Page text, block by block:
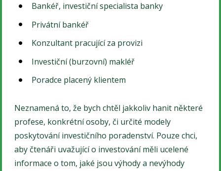
Bankéř, investiční specialista banky
Privátní bankéř
Konzultant pracující za provizi
Investiční (burzovní) makléř
Poradce placený klientem
Neznamená to, že bych chtěl jakkoliv hanit některé
profese, konkrétní osoby, či určité modely
poskytování investičního poradenství. Pouze chci,
aby čtenáři uvažující o investování měli ucelené
informace o tom, jaké jsou výhody a nevýhody